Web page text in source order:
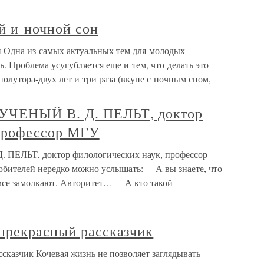
и ночной сон
из самых актуальных тем для молодых
Проблема усугубляется еще и тем, что делать это
двух лет и три раза (вкупе с ночным сном,
В. Д. ПЕЛЬТ, доктор
МГУ
доктор филологических наук, профессор
нередко можно услышать:— А вы знаете, что
замолкают. Авторитет…— А кто такой
рассказчик
Кочевая жизнь не позволяет заглядывать